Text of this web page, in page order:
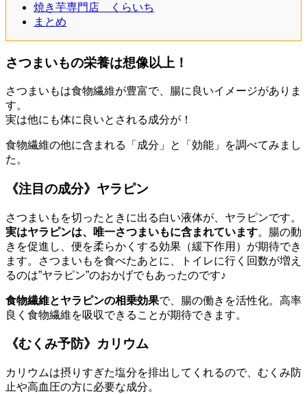
焼き芋専門店 くらいち
まとめ
さつまいもの栄養は想像以上！
さつまいもは食物繊維が豊富で、腸に良いイメージがありま
す。
実は他にも体に良いとされる成分が！
食物繊維の他に含まれる「成分」と「効能」を調べてみまし
た。
《注目の成分》ヤラピン
さつまいもを切ったときに出る白い液体が、ヤラピンです。
実はヤラピンは、唯一さつまいもに含まれています。腸の動
きを促進し、便を柔らかくする効果（緩下作用）が期待でき
ます。さつまいもを食べたあとに、トイレに行く回数が増え
るのは”ヤラピン”のおかげでもあったのです♪
食物繊維とヤラピンの相乗効果で、腸の働きを活性化。 高率
良く食物繊維を吸収できることが期待できます。
《むくみ予防》カリウム
カリウムは摂りすぎた塩分を排出してくれるので、むくみ防
止や高血圧の方に必要な成分。